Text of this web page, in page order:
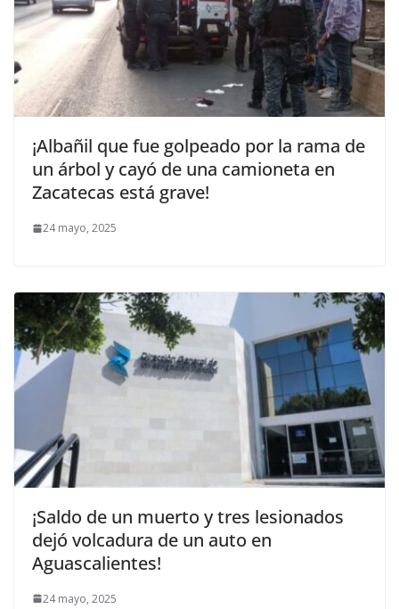
¡Albañil que fue golpeado por la rama de
un árbol y cayó de una camioneta en
Zacatecas está grave!
24 mayo, 2025
¡Saldo de un muerto y tres lesionados
dejó volcadura de un auto en
Aguascalientes!
24 mayo, 2025